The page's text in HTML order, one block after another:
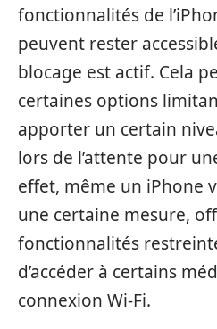
fonctionnalités de
peuvent rester
blocage est actif. Cela
certaines options
apporter un certain
lors de l’attente pour
effet, même un iPhone
une certaine mesure,
fonctionnalités
d’accéder à certains
connexion Wi-Fi.